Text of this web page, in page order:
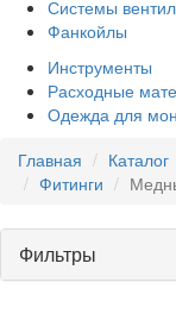
Системы
Фанкойлы
Инструменты
Расходные
Одежда для
Главная
Каталог
Фитинги
Фильтры